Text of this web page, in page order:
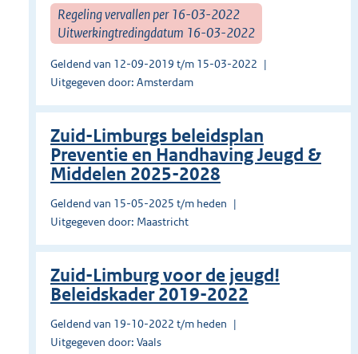
Regeling vervallen per 16-03-2022
Uitwerkingtredingdatum 16-03-2022
Geldend van 12-09-2019 t/m 15-03-2022
Uitgegeven door: Amsterdam
Zuid-Limburgs beleidsplan
Preventie en Handhaving Jeugd &
Middelen 2025-2028
Geldend van 15-05-2025 t/m heden
Uitgegeven door: Maastricht
Zuid-Limburg voor de jeugd!
Beleidskader 2019-2022
Geldend van 19-10-2022 t/m heden
Uitgegeven door: Vaals